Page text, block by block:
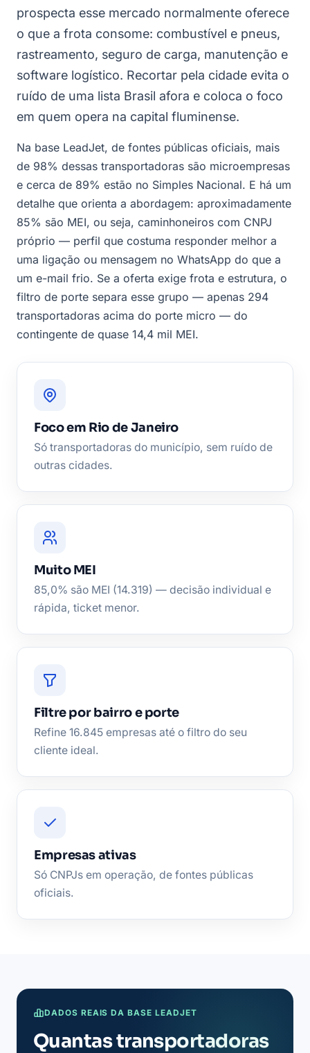
prospecta esse mercado normalmente oferece
o que a frota consome: combustível e pneus,
rastreamento, seguro de carga, manutenção e
software logístico. Recortar pela cidade evita o
ruído de uma lista Brasil afora e coloca o foco
em quem opera na capital fluminense.
Na base LeadJet, de fontes públicas oficiais, mais
de 98% dessas transportadoras são microempresas
e cerca de 89% estão no Simples Nacional. E há um
detalhe que orienta a abordagem: aproximadamente
85% são MEI, ou seja, caminhoneiros com CNPJ
próprio — perfil que costuma responder melhor a
uma ligação ou mensagem no WhatsApp do que a
um e-mail frio. Se a oferta exige frota e estrutura, o
filtro de porte separa esse grupo — apenas 294
transportadoras acima do porte micro — do
contingente de quase 14,4 mil MEI.
Foco em Rio de Janeiro
Só transportadoras do município, sem ruído de
outras cidades.
Muito MEI
85,0% são MEI (14.319) — decisão individual e
rápida, ticket menor.
Filtre por bairro e porte
Refine 16.845 empresas até o filtro do seu
cliente ideal.
Empresas ativas
Só CNPJs em operação, de fontes públicas
oficiais.
DADOS REAIS DA BASE LEADJET
Quantas transportadoras